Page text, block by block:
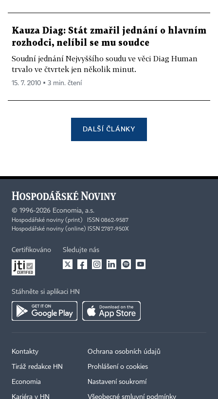
Kauza Diag: Stát zmařil jednání o hlavním
rozhodci, nelíbil se mu soudce
Soudní jednání Nejvyššího soudu ve věci Diag Human
trvalo ve čtvrtek jen několik minut.
15. 7. 2010 ▪ 3 min. čtení
DALŠÍ ČLÁNKY
© 1996-2026 Economia, a.s.
Hospodářské noviny (print) ISSN 0862-9587
Hospodářské noviny (online) ISSN 2787-950X
Certifikováno Sledujte nás
Stáhněte si aplikaci HN
Kontakty
Tiráž redakce HN
Economia
Kariéra v HN
Ochrana osobních údajů
Prohlášení o cookies
Nastavení soukromí
Všeobecné smluvní podmínky